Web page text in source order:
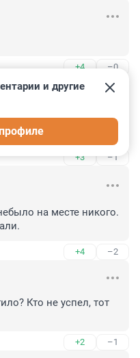
+4 –0
бандитов, мир
+3 –1
и другие
на месте никого.
+4 –2
Кто не успел, тот
+2 –1